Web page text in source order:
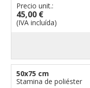
Precio unit.:
45,00 €
(IVA incluída)
50x75 cm
Stamina de poliéster